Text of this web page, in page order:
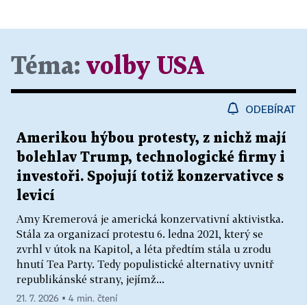
Téma: volby USA
ODEBÍRAT
Amerikou hýbou protesty, z nichž mají
bolehlav Trump, technologické firmy i
investoři. Spojují totiž konzervativce s
levicí
Amy Kremerová je americká konzervativní aktivistka.
Stála za organizací protestu 6. ledna 2021, který se
zvrhl v útok na Kapitol, a léta předtím stála u zrodu
hnutí Tea Party. Tedy populistické alternativy uvnitř
republikánské strany, jejímž...
21. 7. 2026 ▪ 4 min. čtení